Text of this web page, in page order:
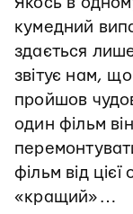
кумедний
здається
звітує нам,
пройшов
один фільм
фільм від
«кращий»…